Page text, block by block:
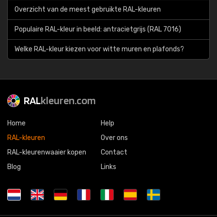
Overzicht van de meest gebruikte RAL-kleuren
Populaire RAL-kleur in beeld: antracietgrijs (RAL 7016)
Welke RAL-kleur kiezen voor witte muren en plafonds?
RALkleuren.com
Home
RAL-kleuren
RAL-kleurenwaaier kopen
Blog
Help
Over ons
Contact
Links